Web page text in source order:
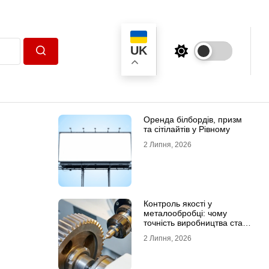
UK
Оренда білбордів, призм
та сітілайтів у Рівному
2 Липня, 2026
Контроль якості у
металообробці: чому
точність виробництва стає
перевагою
2 Липня, 2026